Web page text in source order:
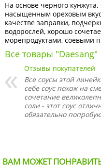
На основе черного
насыщенным ореховым
качестве заправки,
водорослей, хорошо
морепродуктами, соевыми
Все товары "Daesang"
Отзывы покупателей
Все соусы этой
себе соус похож на
сочетание
соли - этот соус
обязательно
ВАМ МОЖЕТ